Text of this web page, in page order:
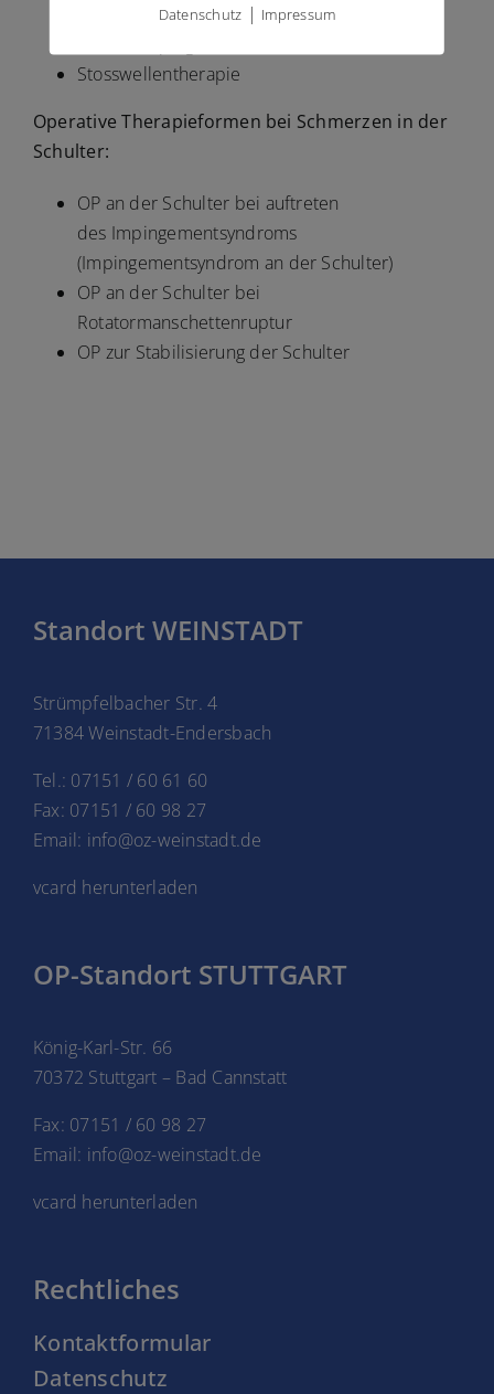
Akupunktur
Stosswellentherapie
Operative Therapieformen bei Schmerzen in der
Schulter:
OP an der Schulter bei auftreten
des Impingementsyndroms
(Impingementsyndrom an der Schulter)
OP an der Schulter bei
Rotatormanschettenruptur
OP zur Stabilisierung der Schulter
Standort WEINSTADT
Strümpfelbacher Str. 4
71384 Weinstadt-Endersbach
Tel.: 07151 / 60 61 60
Fax: 07151 / 60 98 27
Email: info@oz-weinstadt.de
vcard herunterladen
OP-Standort STUTTGART
König-Karl-Str. 66
70372 Stuttgart – Bad Cannstatt
Fax: 07151 / 60 98 27
Email: info@oz-weinstadt.de
vcard herunterladen
Rechtliches
Kontaktformular
Datenschutz
Datenschutz | Impressum